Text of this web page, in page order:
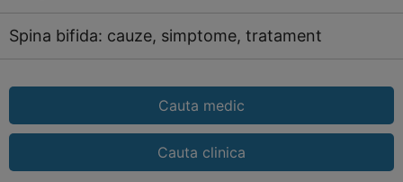
Spina bifida: cauze, simptome, tratament
Cauta medic
Cauta clinica